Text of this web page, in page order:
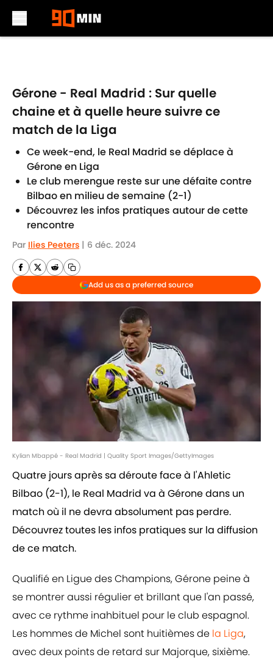
Gérone - Real Madrid : Sur quelle
chaine et à quelle heure suivre ce
match de la Liga
Ce week-end, le Real Madrid se déplace à
Gérone en Liga
Le club merengue reste sur une défaite contre
Bilbao en milieu de semaine (2-1)
Découvrez les infos pratiques autour de cette
rencontre
Par Ilies Peeters | 6 déc. 2024
Add us as a preferred source
Kylian Mbappé - Real Madrid | Quality Sport Images/GettyImages
Quatre jours après sa déroute face à l'Ahletic
Bilbao (2-1), le Real Madrid va à Gérone dans un
match où il ne devra absolument pas perdre.
Découvrez toutes les infos pratiques sur la diffusion
de ce match.
Qualifié en Ligue des Champions, Gérone peine à
se montrer aussi régulier et brillant que l'an passé,
avec ce rythme inahbituel pour le club espagnol.
Les hommes de Michel sont huitièmes de la Liga,
avec deux points de retard sur Majorque, sixième.